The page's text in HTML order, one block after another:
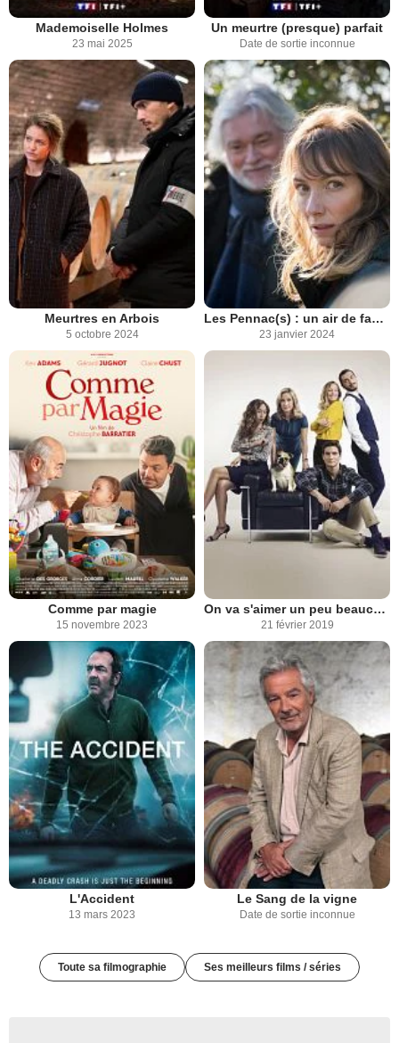
Mademoiselle Holmes
23 mai 2025
Un meurtre (presque) parfait
Date de sortie inconnue
Meurtres en Arbois
5 octobre 2024
Les Pennac(s) : un air de famille
23 janvier 2024
Comme par magie
15 novembre 2023
On va s'aimer un peu beaucoup...
21 février 2019
L'Accident
13 mars 2023
Le Sang de la vigne
Date de sortie inconnue
Toute sa filmographie Ses meilleurs films / séries